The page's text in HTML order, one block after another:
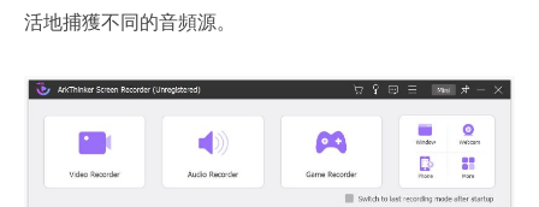
活地捕獲不同的音頻源。